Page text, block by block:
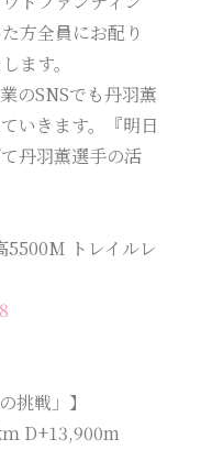
方全員にお配り
ます。
のSNSでも丹羽薫
いきます。『明日
丹羽薫選手の活
5500M トレイルレ
挑戦」】
D+13,900m